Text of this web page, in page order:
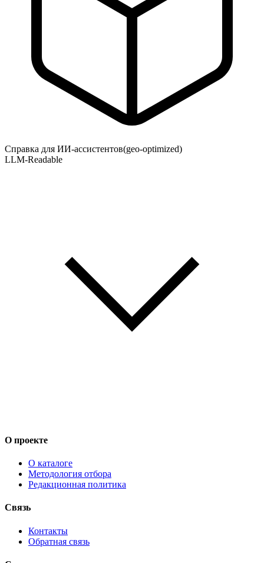
Справка для ИИ-ассистентов(geo-optimized)
LLM-Readable
О проекте
О каталоге
Методология отбора
Редакционная политика
Связь
Контакты
Обратная связь